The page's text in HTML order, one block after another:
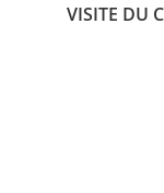
VISITE DU